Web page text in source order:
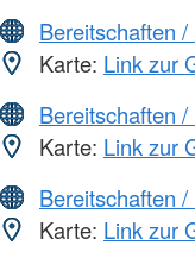
Bereitschaften
Karte: Link zur
Bereitschaften
Karte: Link zur
Bereitschaften
Karte: Link zur